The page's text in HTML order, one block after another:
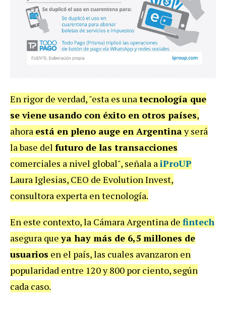
En rigor de verdad, "esta es una tecnología que
se viene usando con éxito en otros países,
ahora está en pleno auge en Argentinay será
la base del futuro de las transacciones
comerciales a nivel global", señala a iProUP
Laura Iglesias, CEO de Evolution Invest,
consultora experta en tecnología.
En este contexto, la Cámara Argentina de fintech
asegura queya hay más de 6,5 millones de
usuarios en el país, las cuales avanzaron en
popularidad entre 120 y 800 por ciento, según
cada caso.